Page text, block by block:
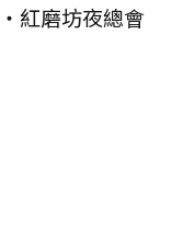
磨坊夜總會